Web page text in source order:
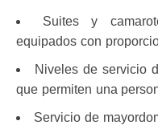
Suites y
equipados con
Niveles de servicio
que permiten una
Servicio de